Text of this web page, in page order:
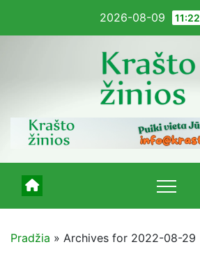
2026-08-09 11:22
Pradžia » Archives for 2022-08-29